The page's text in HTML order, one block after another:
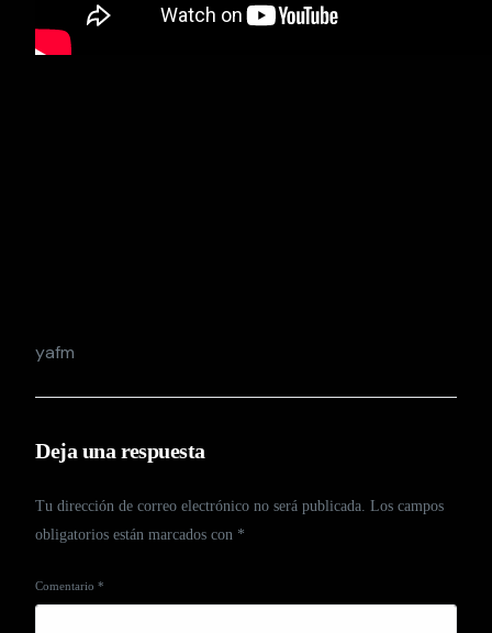
yafm
Deja una respuesta
Tu dirección de correo electrónico no será publicada. Los campos
obligatorios están marcados con *
Comentario*